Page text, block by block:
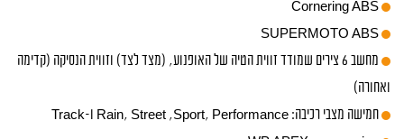
מחשב 6 צירים שמודד זווית הטיה של האופנוע, (מצד לצד) וזווית הנסיקה (קדימה
ואחורה)
חמישה מצבי רכיבה: Rain, Street ,Sport, Performance ו-Track